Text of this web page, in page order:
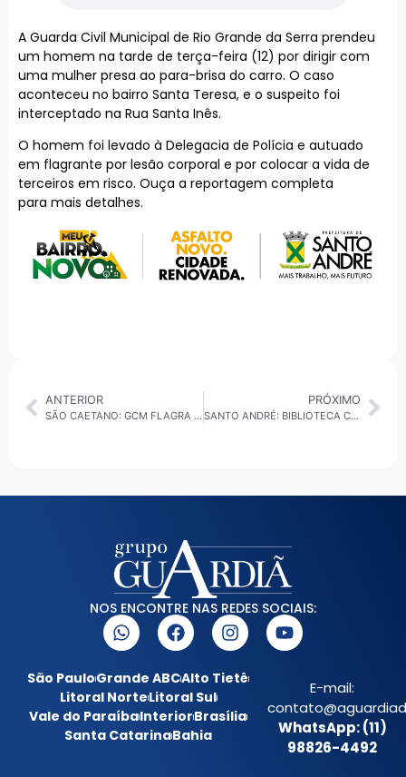
A Guarda Civil Municipal de Rio Grande da Serra prendeu
um homem na tarde de terça-feira (12) por dirigir com
uma mulher presa ao para-brisa do carro. O caso
aconteceu no bairro Santa Teresa, e o suspeito foi
interceptado na Rua Santa Inês.
O homem foi levado à Delegacia de Polícia e autuado
em flagrante por lesão corporal e por colocar a vida de
terceiros em risco. Ouça a reportagem completa
para mais detalhes.
ANTERIOR
SÃO CAETANO: GCM FLAGRA PLACA ADULTERADA COM FITA ISOLANTE
PRÓXIMO
SANTO ANDRÉ: BIBLIOTECA CECÍLIA MEIRELES ABRE MICROFONE PARA PRIMEIRO SARAU 2025
NOS ENCONTRE NAS REDES SOCIAIS:
São PauloGrande ABCAlto Tietê
Litoral NorteLitoral Sul
Vale do ParaíbaInteriorBrasília
Santa CatarinaBahia
E-mail:
WhatsApp: (11)
98826-4492